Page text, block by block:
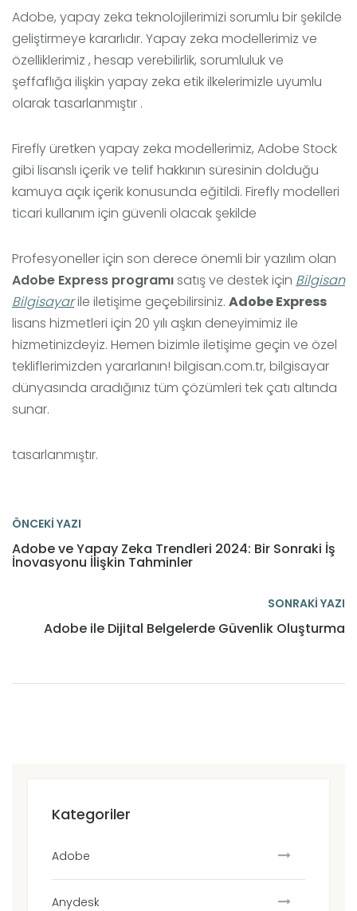
Adobe, yapay zeka teknolojilerimizi sorumlu bir şekilde
geliştirmeye kararlıdır. Yapay zeka modellerimiz ve
özelliklerimiz , hesap verebilirlik, sorumluluk ve
şeffaflığa ilişkin yapay zeka etik ilkelerimizle uyumlu
olarak tasarlanmıştır .
Firefly üretken yapay zeka modellerimiz, Adobe Stock
gibi lisanslı içerik ve telif hakkının süresinin dolduğu
kamuya açık içerik konusunda eğitildi. Firefly modelleri
ticari kullanım için güvenli olacak şekilde
Profesyoneller için son derece önemli bir yazılım olan
Adobe Express programısatış ve destek için Bilgisan
Bilgisayarile iletişime geçebilirsiniz. Adobe Express
lisans hizmetleri için 20 yılı aşkın deneyimimiz ile
hizmetinizdeyiz. Hemen bizimle iletişime geçin ve özel
tekliflerimizden yararlanın! bilgisan.com.tr, bilgisayar
dünyasında aradığınız tüm çözümleri tek çatı altında
sunar.
tasarlanmıştır.
ÖNCEKİ YAZI
Adobe ve Yapay Zeka Trendleri 2024: Bir Sonraki İş
İnovasyonu İlişkin Tahminler
SONRAKİ YAZI
Adobe ile Dijital Belgelerde Güvenlik Oluşturma
Kategoriler
Adobe
Anydesk